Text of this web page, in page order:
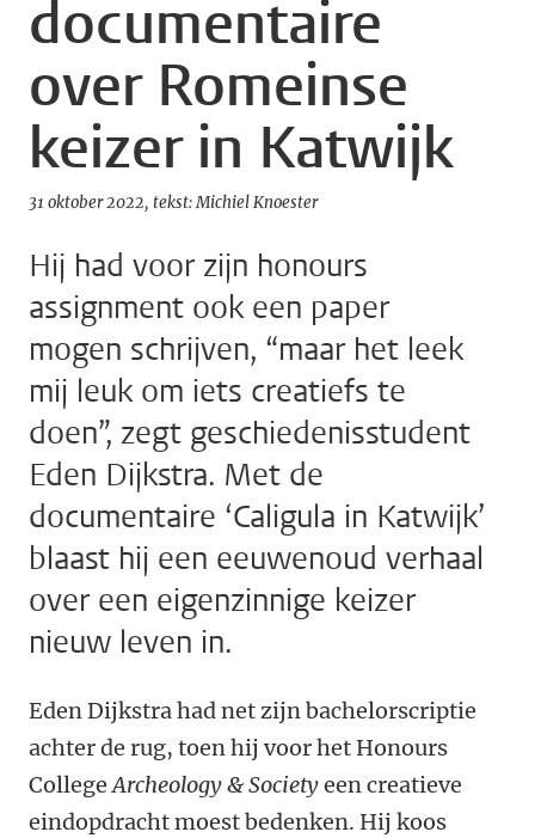
documentaire
over Romeinse
keizer in Katwijk
31 oktober 2022 tekst: Michiel Knoester
Hij had voor zijn honours
assignment ook een paper
mogen schrijven, “maar het leek
mij leuk om iets creatiefs te
doen”, zegt geschiedenisstudent
Eden Dijkstra. Met de
documentaire ‘Caligula in Katwijk’
blaast hij een eeuwenoud verhaal
over een eigenzinnige keizer
nieuw leven in.
Eden Dijkstra had net zijn bachelorscriptie
achter de rug, toen hij voor het Honours
CollegeArcheology & Societyeen creatieve
eindopdracht moest bedenken. Hij koos